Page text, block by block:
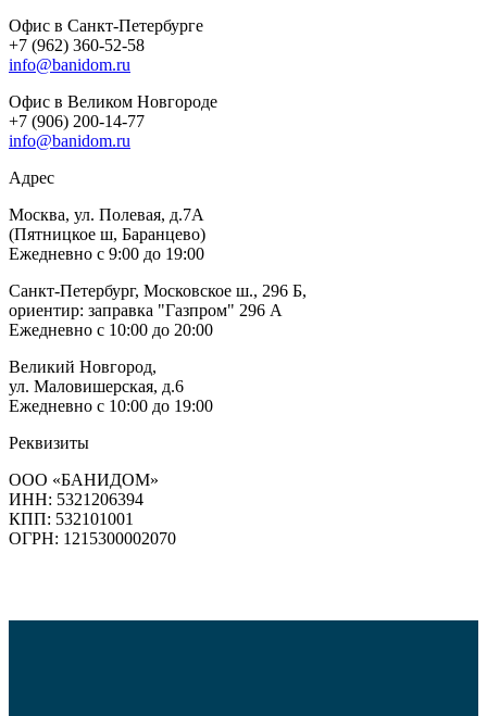
Офис в Санкт-Петербурге
+7 (962) 360-52-58
info@banidom.ru
Офис в Великом Новгороде
+7 (906) 200-14-77
info@banidom.ru
Адрес
Москва, ул. Полевая, д.7А
(Пятницкое ш, Баранцево)
Ежедневно с 9:00 до 19:00
Санкт-Петербург, Московское ш., 296 Б,
ориентир: заправка "Газпром" 296 А
Ежедневно с 10:00 до 20:00
Великий Новгород,
ул. Маловишерская, д.6
Ежедневно с 10:00 до 19:00
Реквизиты
ООО «БАНИДОМ»
ИНН: 5321206394
КПП: 532101001
ОГРН: 1215300002070